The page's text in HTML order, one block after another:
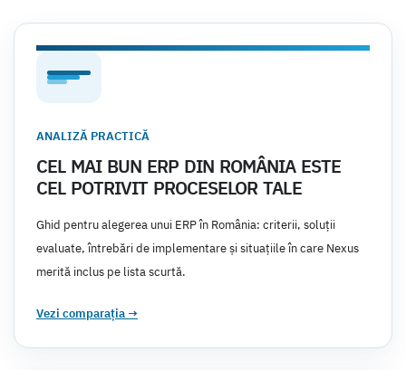
ANALIZĂ PRACTICĂ
CEL MAI BUN ERP DIN ROMÂNIA ESTE
CEL POTRIVIT PROCESELOR TALE
Ghid pentru alegerea unui ERP în România: criterii, soluții
evaluate, întrebări de implementare și situațiile în care Nexus
merită inclus pe lista scurtă.
Vezi comparația →